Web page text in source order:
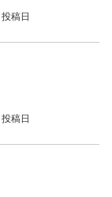
投稿日
投稿日